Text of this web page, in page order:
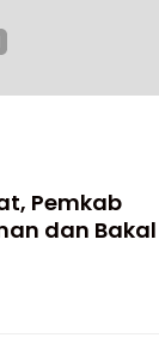
Pemkab
dan Bakal